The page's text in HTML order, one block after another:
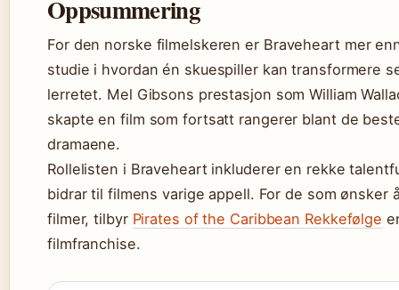
Oppsummering
For den norske filmelskeren er Braveheart mer
studie i hvordan én skuespiller kan transformere
lerretet. Mel Gibsons prestasjon som William
skapte en film som fortsatt rangerer blant de
dramaene.
Rollelisten i Braveheart inkluderer en rekke
bidrar til filmens varige appell. For de som ønsker
filmer, tilbyr Pirates of the Caribbean Rekkefølge
filmfranchise.